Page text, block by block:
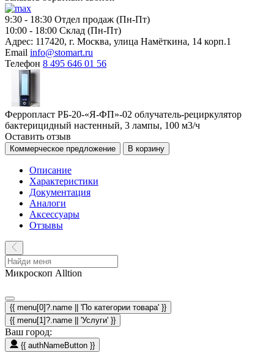
9:30 - 18:30 Отдел продаж (Пн-Пт)
10:00 - 18:00 Склад (Пн-Пт)
Адрес: 117420, г. Москва, улица Намёткина, 14 корп.1
Email info@stomart.ru
Телефон 8 495 646 01 56
Ферропласт РБ-20-«Я-ФП»-02 облучатель-рециркулятор
бактерицидный настенный, 3 лампы, 100 м3/ч
Оставить отзыв
Коммерческое предложение В корзину
Описание
Характеристики
Документация
Аналоги
Аксессуары
Отзывы
Микроскоп Alltion
{{ menu[0]?.name || 'По категории товара' }}
{{ menu[1]?.name || 'Услуги' }}
Ваш город:
{{ authNameButton }}